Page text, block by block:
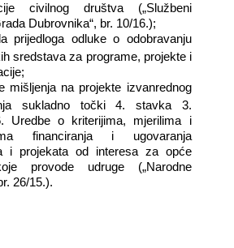
civilnog društva („Službeni
Dubrovnika“, br. 10/16.);
prijedloga odluke o odobravanju
sredstava za programe, projekte i
mišljenja na projekte izvanrednog
sukladno točki 4. stavka 3.
Uredbe o kriterijima, mjerilima i
financiranja i ugovaranja
i projekata od interesa za opće
provode udruge („Narodne
26/15.).